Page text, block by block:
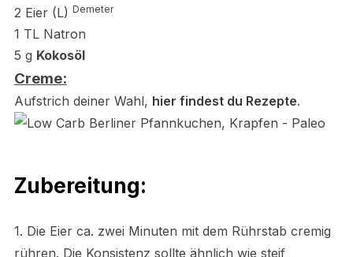
2 Eier (L) Demeter
1 TL Natron
5 g Kokosöl
Creme:
Aufstrich deiner Wahl, hier findest du Rezepte.
Zubereitung:
1. Die Eier ca. zwei Minuten mit dem Rührstab cremig
rühren. Die Konsistenz sollte ähnlich wie steif